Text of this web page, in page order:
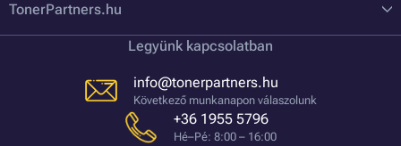
TonerPartners.hu
Legyünk kapcsolatban
info@tonerpartners.hu
Következő munkanapon válaszolunk
+36 1955 5796
Hé–Pé: 8:00 – 16:00